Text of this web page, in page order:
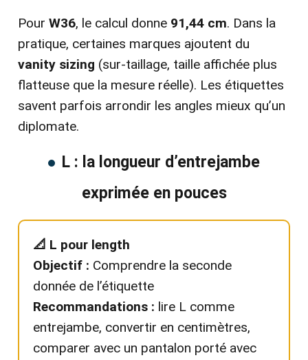
Pour W36, le calcul donne 91,44 cm. Dans la
pratique, certaines marques ajoutent du
vanity sizing (sur-taillage, taille affichée plus
flatteuse que la mesure réelle). Les étiquettes
savent parfois arrondir les angles mieux qu’un
diplomate.
L : la longueur d’entrejambe
exprimée en pouces
📐 L pour length
Objectif : Comprendre la seconde
donnée de l’étiquette
Recommandations : lire L comme
entrejambe, convertir en centimètres,
comparer avec un pantalon porté avec